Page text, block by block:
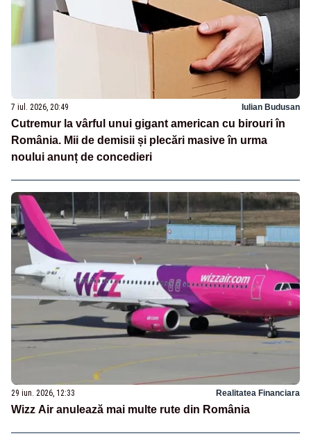
7 iul. 2026, 20:49 Iulian Budusan
Cutremur la vârful unui gigant american cu birouri în
România. Mii de demisii și plecări masive în urma
noului anunț de concedieri
29 iun. 2026, 12:33 Realitatea Financiara
Wizz Air anulează mai multe rute din România